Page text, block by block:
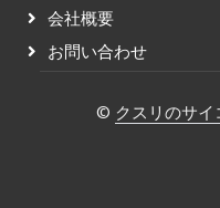
会社概要
お問い合わせ
© クスリのサイ